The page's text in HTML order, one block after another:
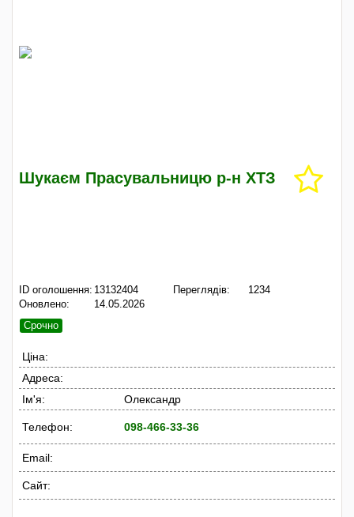
Шукаєм Прасувальницю р-н ХТЗ
ID оголошення: 13132404
Оновлено:
14.05.2026
Переглядів: 1234
Срочно
Ціна:
Адреса:
Ім'я:
Олександр
Телефон: 098-466-33-36
Email:
Сайт: